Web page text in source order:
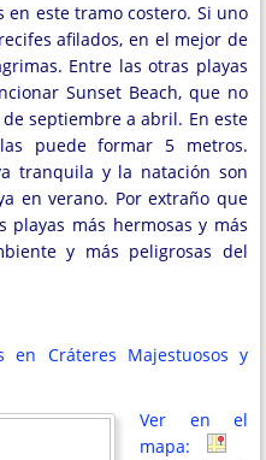
este tramo costero. Si uno
afilados, en el mejor de
Entre las otras playas
Sunset Beach, que no
septiembre a abril. En este
puede formar 5 metros.
tranquila y la natación son
en verano. Por extraño que
playas más hermosas y más
y más peligrosas del
en Cráteres Majestuosos y
Ver en el
mapa: